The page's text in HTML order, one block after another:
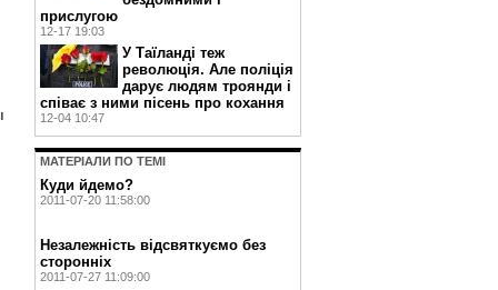
прислугою
12-17 19:03
У Таїланді теж
революція. Але поліція
дарує людям троянди і
співає з ними пісень про кохання
12-04 10:47
МАТЕРIАЛИ ПО ТЕМI
Куди йдемо?
2011-07-20 11:58:00
Незалежність відсвяткуємо без
сторонніх
2011-07-27 11:09:00